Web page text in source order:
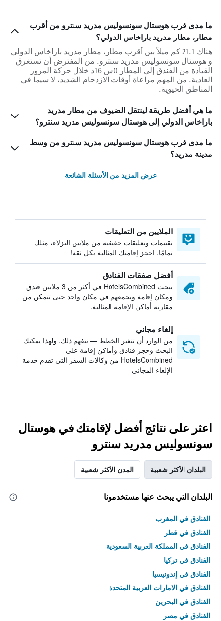
ما مدى قرب هوستال سونسوليس مدريد سنترو من أقرب
مطار، مطار مدريد باراخاس الدولي؟
هناك 21.1 كم ميلاً بين أقرب مطار، مطار مدريد باراخاس الدولي
و هوستال سونسوليس مدريد سنترو. من المفترض أن تستغرق
القيادة من الفندق إلى المطار 0س 16د خلال حركة المرور
العادية. من المهم مراعاة أوقات الازدحام الشديد، لا سيما في
المناطق الحيوية.
ما هي أفضل طريقة لينتقل الضيوف من مطار مدريد
باراخاس الدولي إلى هوستال سونسوليس مدريد سنترو؟
ما مدى قرب هوستال سونسوليس مدريد سنترو من وسط
مدينة مدريد؟
عرض المزيد من الأسئلة الشائعة
الملايين من التعليقات
تقييمات وتعليقات حقيقية من ملايين النزلاء، مثلك
تمامًا. احجز إقامتك المثالية بكل ثقة!
أفضل صفقات الفنادق
يبحث HotelsCombined في أكثر من 3 ملايين فندق
ومكان إقامة ويجمعهم في مكان واحد حتى تتمكن من
مقارنة أماكن الإقامة المثالية.
إلغاء مجاني
من الوارد أن تتغير الخطط — نتفهم ذلك. ولهذا يمكنك
البحث وحجز فنادق وأماكن إقامة على
HotelsCombined من وكالات السفر التي تقدم خدمة
الإلغاء المجاني
اعثر على نتائج أفضل لإقامتك في هوستال
سونسوليس مدريد سنترو
البلدان الأكثر شعبية المدن الأكثر شعبية
البلدان التي يبحث عنها مستخدمونا
الفنادق في المغرب
الفنادق في قطر
الفنادق في المملكة العربية السعودية
الفنادق في تركيا
الفنادق في إندونيسيا
الفنادق في الامارات العربية المتحدة
الفنادق في البحرين
الفنادق في مصر